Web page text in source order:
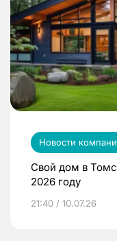
Новости
Свой дом в
2026 году
21:40 / 10.07.26